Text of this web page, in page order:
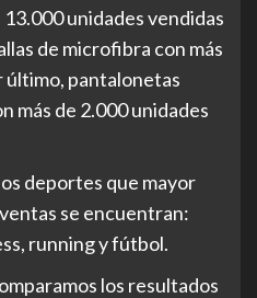
unidades vendidas
de microfibra con más
último, pantalonetas
más de 2.000 unidades
deportes que mayor
se encuentran:
running y fútbol.
los resultados